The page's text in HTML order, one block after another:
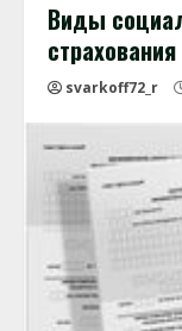
Виды
страхования
svarkoff72_r